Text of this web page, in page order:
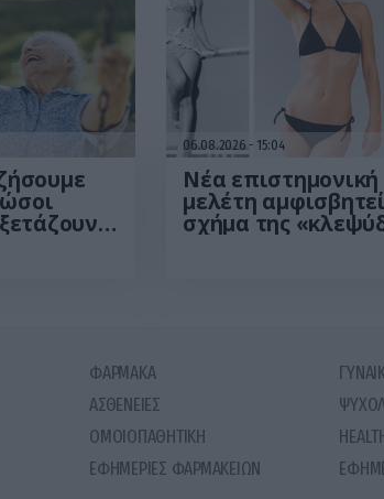
06.08.2026 15:04
Νέα επιστημονική
μελέτη
σχήμα της
ΦΑΡΜΑΚΑ
ΑΣΘΕΝΕΙΕΣ
ΟΜΟΙΟΠΑΘΗΤΙΚΗ
ΕΦΗΜΕΡΙΕΣ ΦΑΡΜΑΚΕΙΩΝ